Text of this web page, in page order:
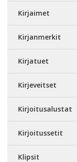
Kirjaimet
Kirjanmerkit
Kirjatuet
Kirjeveitset
Kirjoitusalustat
Kirjoitussetit
Klipsit